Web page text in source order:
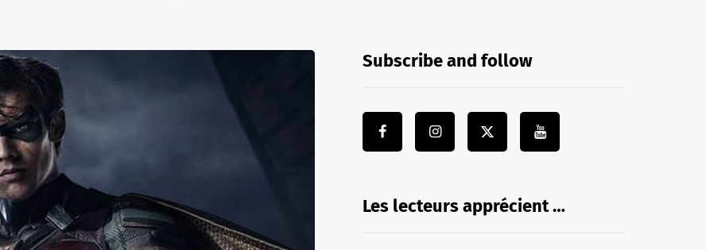
Subscribe and follow
Les lecteurs apprécient …